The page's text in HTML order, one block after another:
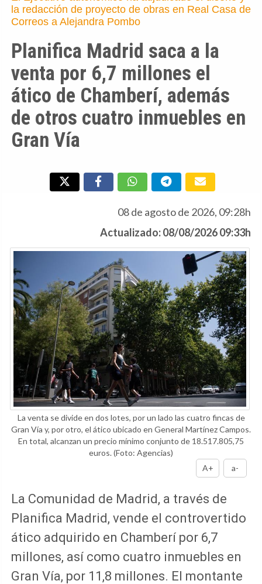
la redacción de proyecto de obras en Real Casa de
Correos a Alejandra Pombo
Planifica Madrid saca a la
venta por 6,7 millones el
ático de Chamberí, además
de otros cuatro inmuebles en
Gran Vía
08 de agosto de 2026, 09:28h
Actualizado: 08/08/2026 09:33h
La venta se divide en dos lotes, por un lado las cuatro fincas de
Gran Vía y, por otro, el ático ubicado en General Martínez Campos.
En total, alcanzan un precio mínimo conjunto de 18.517.805,75
euros.(Foto: Agencias)
A+
a-
La Comunidad de Madrid, a través de
Planifica Madrid, vende el controvertido
ático adquirido en Chamberí por 6,7
millones, así como cuatro inmuebles en
Gran Vía, por 11,8 millones. El montante